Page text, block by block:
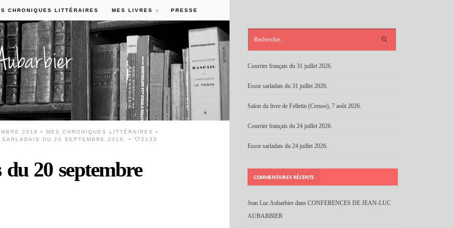
CHRONIQUES LITTÉRAIRES MES LIVRES PRESSE
2019 • MES CHRONIQUES LITTÉRAIRES
•
SARLADAIS DU 20 SEPTEMBRE 2019. • 2133
20 septembre
Courrier français du 31 juillet 2026.
Essor sarladais du 31 juillet 2026.
Salon du livre de Felletin (Creuse), 7 août 2026.
Courrier français du 24 juillet 2026.
Essor sarladais du 24 juillet 2026.
COMMENTAIRES RÉCENTS
Jean Luc Aubarbier dans CONFERENCES DE JEAN-LUC
AUBARBIER